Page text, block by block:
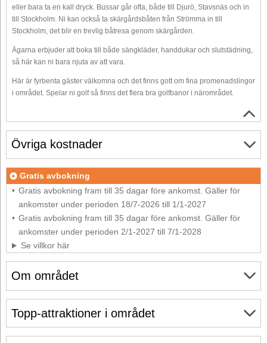
eller bara ta en kall dryck. Bussar går ofta, både till Djurö, Stavsnäs och in
till Stockholm. Ni kan också ta skärgårdsbåten från Strömma in till
Stockholm, det blir en trevlig båtresa genom skärgården.
Ägarna erbjuder att boka till både sängkläder, handdukar och slutstädning,
så här kan ni bara njuta av att vara.
Här är fyrbenta gäster välkomna och det finns gott om fina promenadslingor
i området. Spelar ni golf så finns det flera bra golfbanor i närområdet.
Om området
Övriga kostnader
Gratis avbokning
Gratis avbokning fram till 35 dagar före ankomst. Gäller för
ankomster under perioden 18/7-2026 till 1/1-2027
Gratis avbokning fram till 35 dagar före ankomst. Gäller för
ankomster under perioden 2/1-2027 till 7/1-2028
Se villkor här
Topp-attraktioner i området